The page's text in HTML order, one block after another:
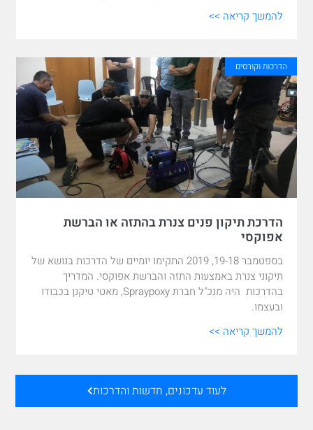
להמשך קריאה >>
הדרכות וקורסים
הדרכת תיקון פנים צנרת בהתזה או הברשת
אפוקסי
בספטמבר 19-18, 2019 התקימו יומיים של הדרכות בנושא של
תיקוני צנרת באמצעות התזה והברשת אפוקסי. המדריך
בהדרכות היה מנכ"ל חברת Spraypoxy, מאטי טיקנן בכבודו
ובעצמו.
להמשך קריאה >>
לעוד עדכונים, חדשות והדרכות